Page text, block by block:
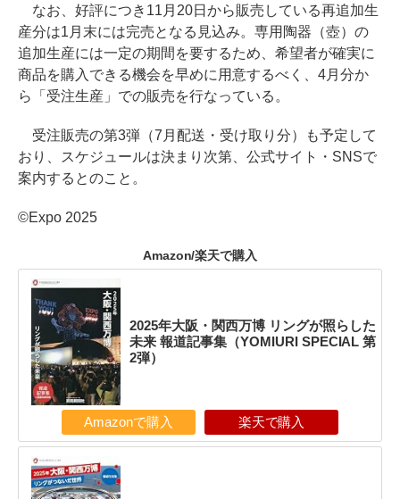
なお、好評につき11月20日から販売している再追加生
産分は1月末には完売となる見込み。専用陶器（壺）の
追加生産には一定の期間を要するため、希望者が確実に
商品を購入できる機会を早めに用意するべく、4月分か
ら「受注生産」での販売を行なっている。
受注販売の第3弾（7月配送・受け取り分）も予定して
おり、スケジュールは決まり次第、公式サイト・SNSで
案内するとのこと。
©Expo 2025
Amazon/楽天で購入
2025年大阪・関西万博 リングが照らした
未来 報道記事集（YOMIURI SPECIAL 第
2弾）
Amazonで購入 楽天で購入